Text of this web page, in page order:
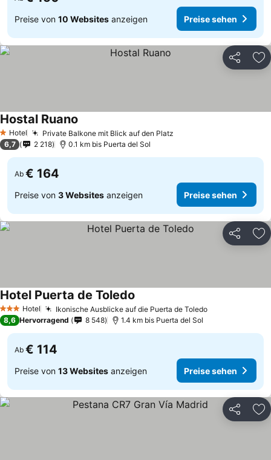
Preise von 10 Websites anzeigen Preise sehen
Teilen
1 Sterne
Hotel Private Balkone mit Blick auf den Platz
Hostal Ruano
6,7 2 218 0.1 km bis Puerta del Sol
Ab € 164
Preise von 3 Websites anzeigen Preise sehen
Teilen
3 SterneHotel Ikonische Ausblicke auf die Puerta de ToledoPreise sehen
Hotel Puerta de Toledo
8,6 Hervorragend 8 548 1.4 km bis Puerta del Sol
Ab € 114
Preise von 13 Websites anzeigen Preise sehen
Teilen